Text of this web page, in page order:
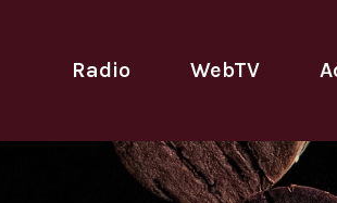
Radio WebTV